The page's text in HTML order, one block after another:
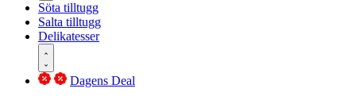
Söta tilltugg
Salta tilltugg
Delikatesser
Dagens Deal